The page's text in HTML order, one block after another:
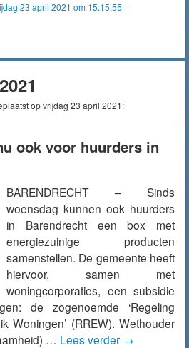
23 april 2021 om 15:15:55
op vrijdag 23 april 2021:
ook voor huurders in
BARENDRECHT – Sinds
woensdag kunnen ook huurders
in Barendrecht een box met
energiezuinige producten
samenstellen. De gemeente heeft
hiervoor, samen met
woningcorporaties, een subsidie
de zogenoemde ‘Regeling
Woningen’ (RREW). Wethouder
… Lees verder →